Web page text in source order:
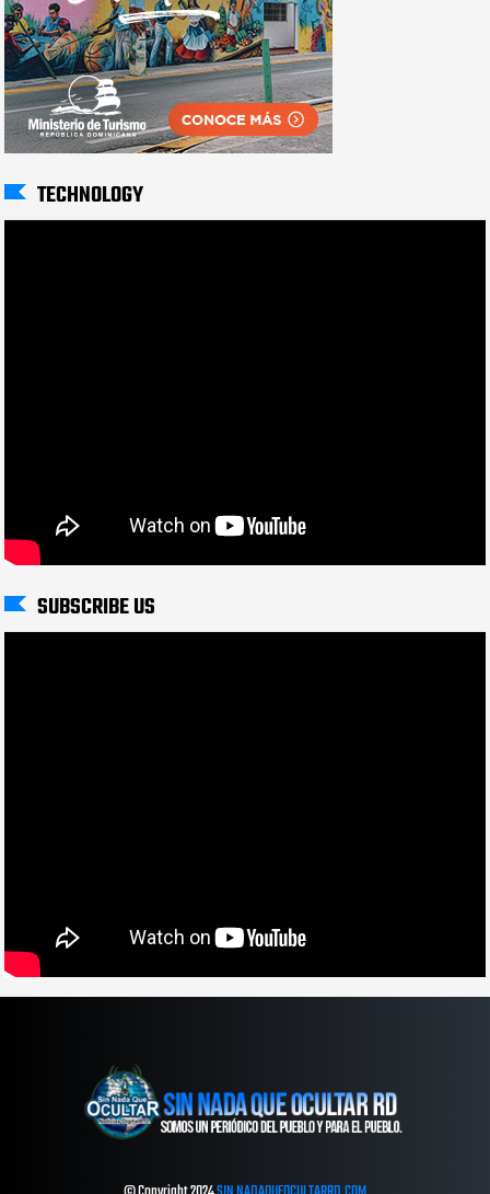
TECHNOLOGY
SUBSCRIBE US